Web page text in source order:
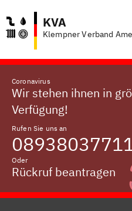
KVA
Klempner Verband
Coronavirus
Wir stehen ihnen in
Verfügung!
Rufen Sie uns an
Oder
Rückruf beantragen